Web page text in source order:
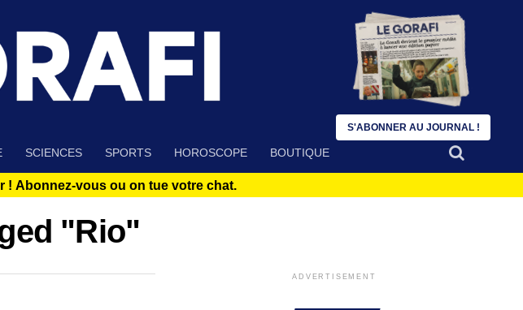
SCIENCES SPORTS HOROSCOPE BOUTIQUE
! Abonnez-vous ou on tue votre chat.
"Rio"
ADVERTISEMENT
S'ABONNER AU JOURNAL !